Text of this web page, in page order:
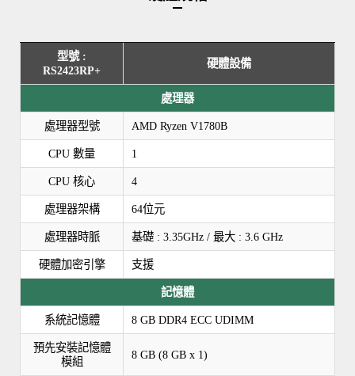
型號 :
RS2423RP+
硬體設備
處理器
處理器型號 AMD Ryzen V1780B
CPU 數量 1
CPU 核心 4
處理器架構 64位元
處理器時脈 基礎 : 3.35GHz / 最大 : 3.6 GHz
硬體加密引擎 支援
記憶體
系統記憶體 8 GB DDR4 ECC UDIMM
預先安裝記憶體
模組
8 GB (8 GB x 1)